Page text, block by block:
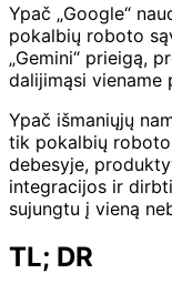
Ypač „Google“
pokalbių roboto
„Gemini“ prieigą,
dalijimąsi viename
Ypač išmaniųjų
tik pokalbių
debesyje,
integracijos ir
sujungtu į vieną
TL; DR